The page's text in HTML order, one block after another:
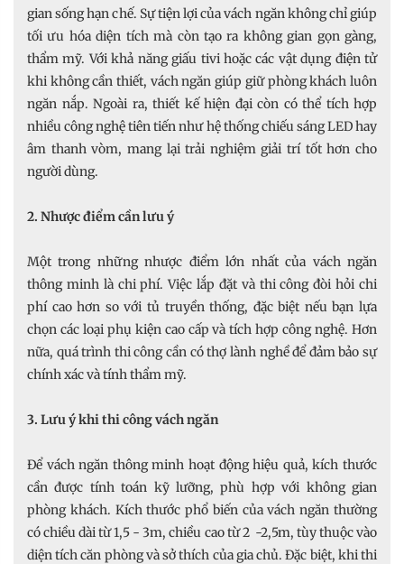
gian sống hạn chế. Sự tiện lợi của vách ngăn không chỉ giúp
tối ưu hóa diện tích mà còn tạo ra không gian gọn gàng,
thẩm mỹ. Với khả năng giấu tivi hoặc các vật dụng điện tử
khi không cần thiết, vách ngăn giúp giữ phòng khách luôn
ngăn nắp. Ngoài ra, thiết kế hiện đại còn có thể tích hợp
nhiều công nghệ tiên tiến như hệ thống chiếu sáng LED hay
âm thanh vòm, mang lại trải nghiệm giải trí tốt hơn cho
người dùng.
2. Nhược điểm cần lưu ý
Một trong những nhược điểm lớn nhất của vách ngăn
thông minh là chi phí. Việc lắp đặt và thi công đòi hỏi chi
phí cao hơn so với tủ truyền thống, đặc biệt nếu bạn lựa
chọn các loại phụ kiện cao cấp và tích hợp công nghệ. Hơn
nữa, quá trình thi công cần có thợ lành nghề để đảm bảo sự
chính xác và tính thẩm mỹ.
3. Lưu ý khi thi công vách ngăn
Để vách ngăn thông minh hoạt động hiệu quả, kích thước
cần được tính toán kỹ lưỡng, phù hợp với không gian
phòng khách. Kích thước phổ biến của vách ngăn thường
có chiều dài từ 1,5 - 3m, chiều cao từ 2 -2,5m, tùy thuộc vào
diện tích căn phòng và sở thích của gia chủ. Đặc biệt, khi thi